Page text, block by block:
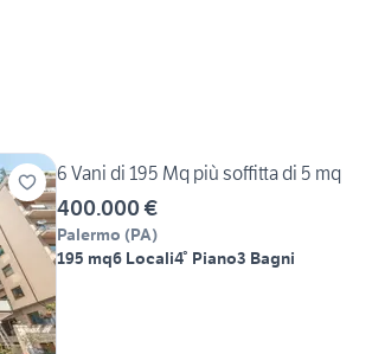
6 Vani di 195 Mq più soffitta di 5 mq
400.000 €
Palermo (PA)
195 mq6 Locali4° Piano3 Bagni